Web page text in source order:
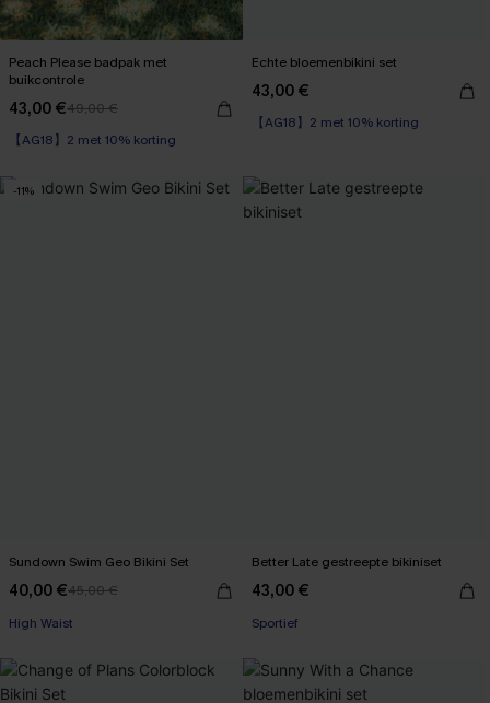
Peach Please badpak met
buikcontrole
43,00 €49,00 €
【AG18】2 met 10% korting
Corrigerend badpak
Echte bloemenbikini set
43,00 €
【AG18】2 met 10% korting
High Waist
-11%
Sundown Swim Geo Bikini Set
40,00 €45,00 €
High Waist
Better Late gestreepte bikiniset
43,00 €
Sportief